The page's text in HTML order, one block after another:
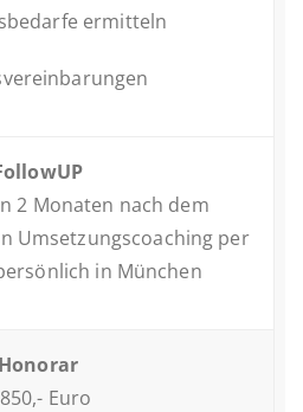
ermitteln
2 Monaten nach dem
Um­set­zungs­coa­ching per
in München
Honorar
Euro